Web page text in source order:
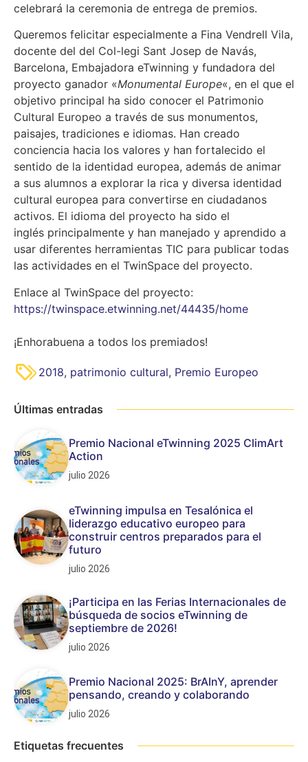
celebrará la ceremonia de entrega de premios.
Queremos felicitar especialmente a Fina Vendrell Vila,
docente del del Col-legi Sant Josep de Navás,
Barcelona, Embajadora eTwinning y fundadora del
proyecto ganador «Monumental Europe«, en el que el
objetivo principal ha sido conocer el Patrimonio
Cultural Europeo a través de sus monumentos,
paisajes, tradiciones e idiomas. Han creado
conciencia hacia los valores y han fortalecido el
sentido de la identidad europea, además de animar
a sus alumnos a explorar la rica y diversa identidad
cultural europea para convertirse en ciudadanos
activos. El idioma del proyecto ha sido el
inglés principalmente y han manejado y aprendido a
usar diferentes herramientas TIC para publicar todas
las actividades en el TwinSpace del proyecto.
Enlace al TwinSpace del proyecto:
https://twinspace.etwinning.net/44435/home
¡Enhorabuena a todos los premiados!
2018, patrimonio cultural, Premio Europeo
Últimas entradas
Premio Nacional eTwinning 2025 ClimArt
Action
julio 2026
eTwinning impulsa en Tesalónica el
liderazgo educativo europeo para
construir centros preparados para el
futuro
julio 2026
¡Participa en las Ferias Internacionales de
búsqueda de socios eTwinning de
septiembre de 2026!
julio 2026
Premio Nacional 2025: BrAInY, aprender
pensando, creando y colaborando
julio 2026
Etiquetas frecuentes